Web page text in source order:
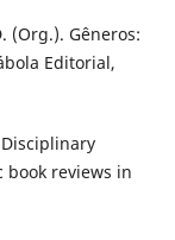
(Org.). Gêneros:
Editorial,
Disciplinary
book reviews in